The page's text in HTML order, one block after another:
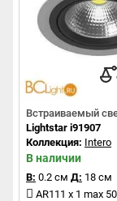
Встраиваемый
Lightstar i91907
Коллекция: Intero
В наличии
В: 0.2 см Д: 18 см
AR111 x 1 max